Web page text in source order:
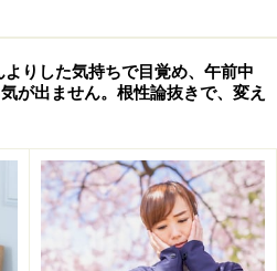
そもそも婚活にのめりこむの
、生活と人生への不安に襲わ
。しかし、そんな不安な気持
、なかなかいい出会いは得ら
の都合ばかりを考えて相手を
よりした気持ちで目覚め、午前中
が出ません。根性論抜きで、変え